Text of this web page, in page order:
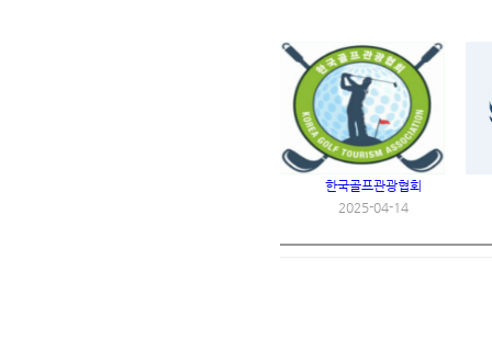
한국골프관광협회
2025-04-14